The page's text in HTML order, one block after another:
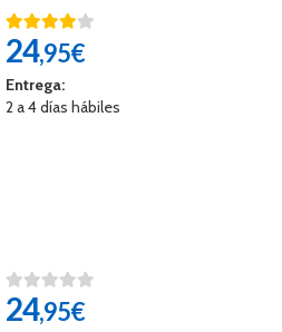
24,95€
Entrega:
2 a 4 días hábiles
24,95€